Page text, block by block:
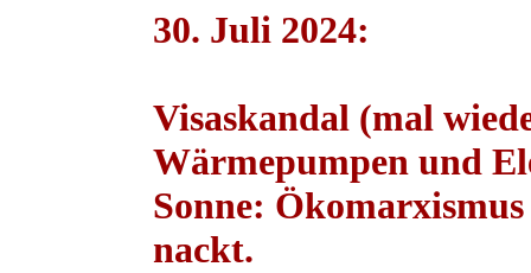
30. Juli 2024:
Visaskandal (mal
Wärmepumpen und
Sonne:
nackt.